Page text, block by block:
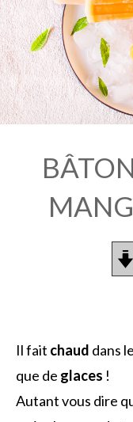
Il fait chaud dans
que de glaces !
Autant vous dire